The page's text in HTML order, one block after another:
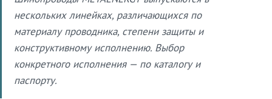
нескольких линейках, различающихся по
материалу проводника, степени защиты и
конструктивному исполнению. Выбор
конкретного исполнения — по каталогу и
паспорту.